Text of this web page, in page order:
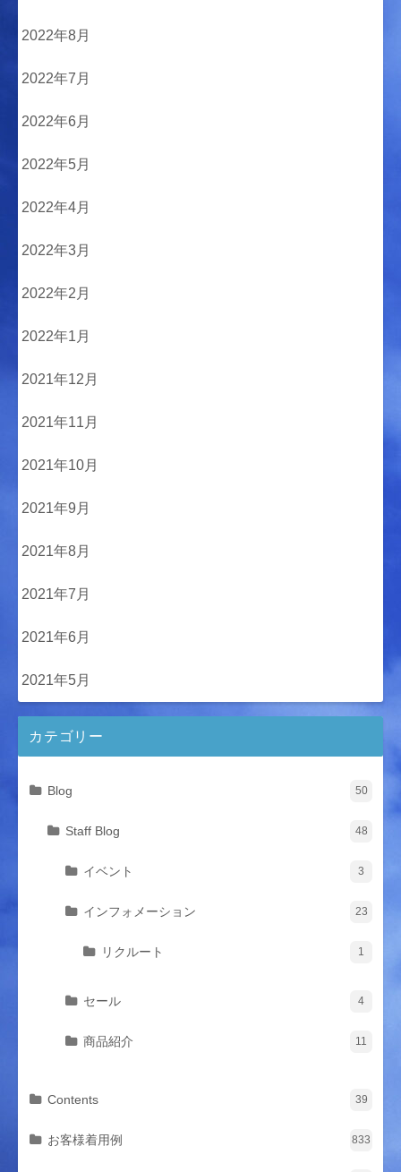
2022年8月
2022年7月
2022年6月
2022年5月
2022年4月
2022年3月
2022年2月
2022年1月
2021年12月
2021年11月
2021年10月
2021年9月
2021年8月
2021年7月
2021年6月
2021年5月
カテゴリー
Blog 50
Staff Blog 48
イベント 3
インフォメーション 23
リクルート 1
セール 4
商品紹介 11
Contents 39
お客様着用例 833